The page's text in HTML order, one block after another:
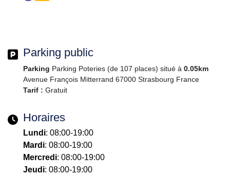
Parking public
Parking Parking Poteries (de 107 places) situé à 0.05km
Avenue François Mitterrand 67000 Strasbourg France
Tarif : Gratuit
Horaires
Lundi: 08:00-19:00
Mardi: 08:00-19:00
Mercredi: 08:00-19:00
Jeudi: 08:00-19:00